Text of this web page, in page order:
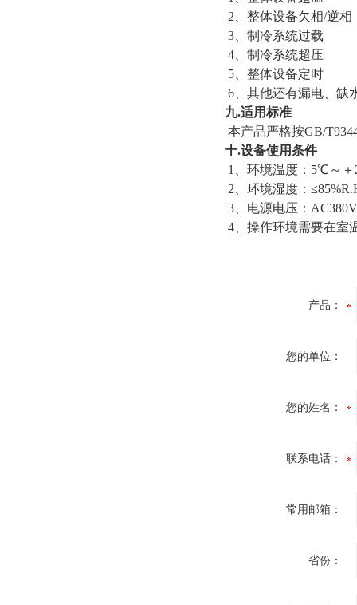
2、整体设备欠相/逆相
3、制冷系统过载
4、制冷系统超压
5、整体设备定时
6、其他还有漏电、缺
九.适用标准
本产品严格按GB/
十.设备使用条件
1、环境温度：5℃～
2、环境湿度：
3、电源电压：
4、操作环境需要在室
产品：
您的单位：
您的姓名：
联系电话：
常用邮箱：
省份：